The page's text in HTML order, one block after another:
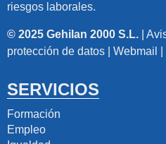
riesgos laborales.
© 2025 Gehilan 2000 S.L.
protección de datos
Webmail
SERVICIOS
Formación
Empleo